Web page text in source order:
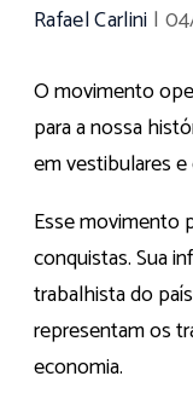
Rafael Carlini |
O movimento
para a nossa
em vestibulares
Esse movimento
conquistas. Sua
trabalhista do
representam os
economia.